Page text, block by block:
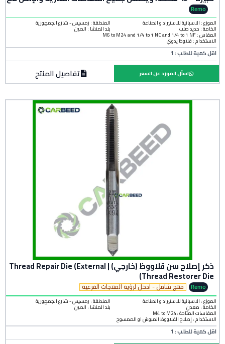
قلاوظ خشن ودقيق
Remo
الموزع : الاسبانية للاستيراد و الصناعة
الخامة : حديد صلب
المنطقة : رمسيس - شارع الجمهورية
بلد المنشأ : الصين
المقاس : M6 to M24 and 1/4 to 1 NC and 1/4 to 1 NF
الاستخدام : قلاوظ يدوي
اقل كمية للطلب : 1
تفاصيل المنتج اسأل المورد عن السعر
ذكر إصلاح سن قلاووظ (خارجي) | Thread Repair Die (External
Thread Restorer Die)
Remo منتج شامل - ادخل لرؤية المنتجات الفرعية
الموزع : الاسبانية للاستيراد و الصناعة
الخامة : معدن
المنطقة : رمسيس - شارع الجمهورية
بلد المنشأ :الصين
المقاسات المتاحة :M4 to M24
الاستخدام : إصلاح القلاووظ المبوش أو الممسوح
اقل كمية للطلب : 1